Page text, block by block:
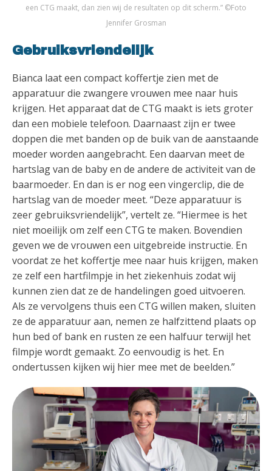
een CTG maakt, dan zien wij de resultaten op dit scherm.” ©Foto
Jennifer Grosman
Gebruiksvriendelijk
Bianca laat een compact koffertje zien met de
apparatuur die zwangere vrouwen mee naar huis
krijgen. Het apparaat dat de CTG maakt is iets groter
dan een mobiele telefoon. Daarnaast zijn er twee
doppen die met banden op de buik van de aanstaande
moeder worden aangebracht. Een daarvan meet de
hartslag van de baby en de andere de activiteit van de
baarmoeder. En dan is er nog een vingerclip, die de
hartslag van de moeder meet. “Deze apparatuur is
zeer gebruiksvriendelijk”, vertelt ze. “Hiermee is het
niet moeilijk om zelf een CTG te maken. Bovendien
geven we de vrouwen een uitgebreide instructie. En
voordat ze het koffertje mee naar huis krijgen, maken
ze zelf een hartfilmpje in het ziekenhuis zodat wij
kunnen zien dat ze de handelingen goed uitvoeren.
Als ze vervolgens thuis een CTG willen maken, sluiten
ze de apparatuur aan, nemen ze halfzittend plaats op
hun bed of bank en rusten ze een halfuur terwijl het
filmpje wordt gemaakt. Zo eenvoudig is het. En
ondertussen kijken wij hier mee met de beelden.”